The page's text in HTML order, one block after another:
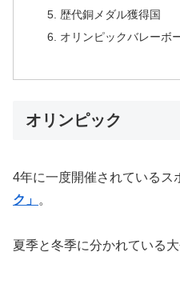
歴代銅メダル獲得国
オリンピックバレーボ
オリンピック
4年に一度開催されているス
ク」 。
夏季と冬季に分かれている大